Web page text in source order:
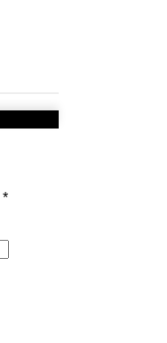
*Erforderlich